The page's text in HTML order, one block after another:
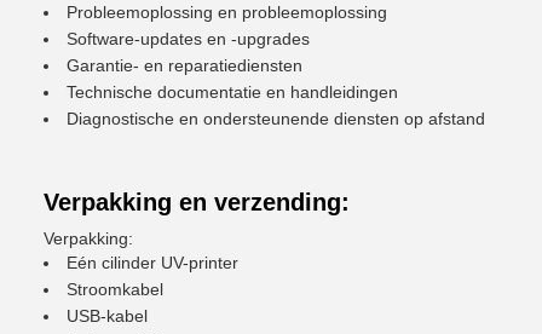
Probleemoplossing en probleemoplossing
Software-updates en -upgrades
Garantie- en reparatiediensten
Technische documentatie en handleidingen
Diagnostische en ondersteunende diensten op afstand
Verpakking en verzending:
Verpakking:
Eén cilinder UV-printer
Stroomkabel
USB-kabel